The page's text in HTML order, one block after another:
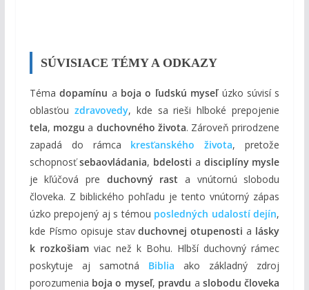
SÚVISIACE TÉMY A ODKAZY
Témadopamínu a boja o ľudskú myseľúzko súvisí s
oblasťou zdravovedy, kde sa rieši hlboké prepojenie
tela, mozgu a duchovného života. Zároveň prirodzene
zapadá do rámca kresťanského života, pretože
schopnosťsebaovládania, bdelosti a disciplíny mysle
je kľúčová pre duchovný rast a vnútornú slobodu
človeka. Z biblického pohľadu je tento vnútorný zápas
úzko prepojený aj s témou posledných udalostí dejín,
kde Písmo opisuje stavduchovnej otupenosti a lásky
k rozkošiamviac než k Bohu. Hlbší duchovný rámec
poskytuje aj samotná Biblia ako základný zdroj
porozumenia boja o myseľ, pravdu a slobodu človeka